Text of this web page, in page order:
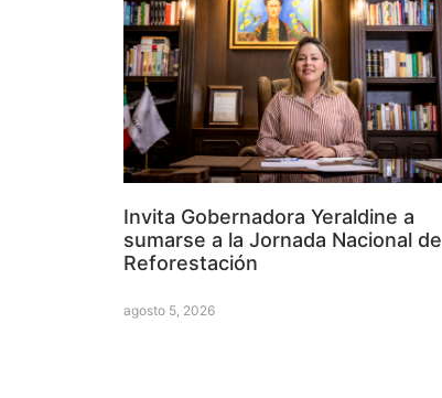
Invita Gobernadora Yeraldine a
sumarse a la Jornada Nacional de
Reforestación
agosto 5, 2026